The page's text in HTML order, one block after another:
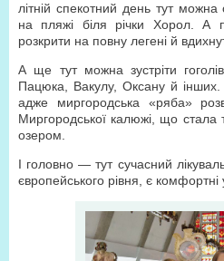
літній спекотний день тут
на пляжі біля річки Хорол. А
розкрити на повну легені й
А ще тут можна зустріти
Пацюка, Вакулу, Оксану й
адже миргородська «ряба»
Миргородської калюжі, що
озером.
І головно — тут сучасний
європейського рівня, є